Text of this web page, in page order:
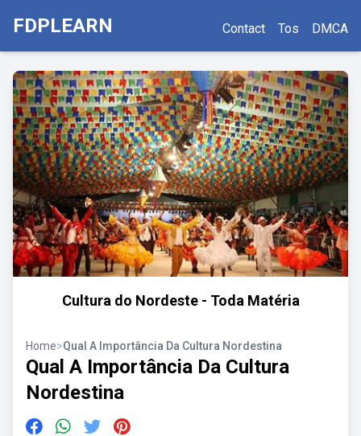
FDPLEARN Contact Tos DMCA
Cultura do Nordeste - Toda Matéria
Home>Qual A Importância Da Cultura Nordestina
Qual A Importância Da Cultura
Nordestina